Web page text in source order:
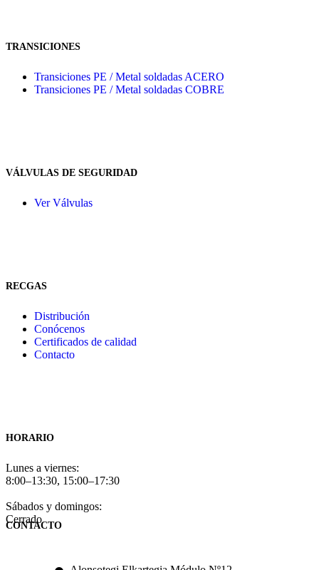
TRANSICIONES
Transiciones PE / Metal soldadas ACERO
Transiciones PE / Metal soldadas COBRE
VÁLVULAS DE SEGURIDAD
Ver Válvulas
RECGAS
Distribución
Conócenos
Certificados de calidad
Contacto
HORARIO
Lunes a viernes:
8:00–13:30, 15:00–17:30
Sábados y domingos:
Cerrado
CONTACTO